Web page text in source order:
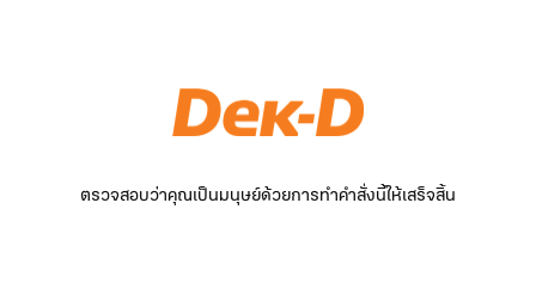
ตรวจสอบว่าคุณเป็นมนุษย์ด้วยการทำคำสั่งนี้ให้เสร็จสิ้น